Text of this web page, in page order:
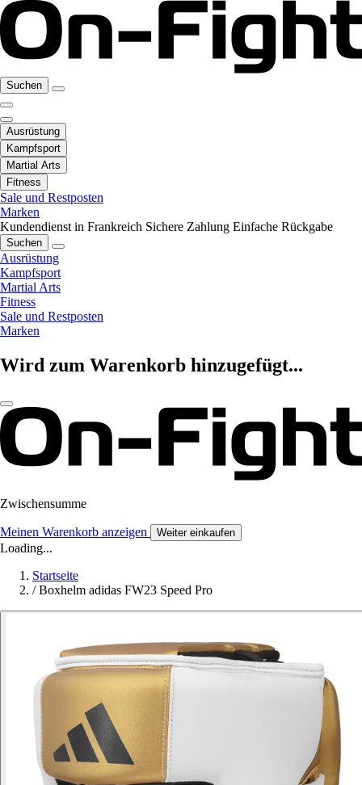
Suchen
Ausrüstung
Kampfsport
Martial Arts
Fitness
Sale und Restposten
Marken
Kundendienst in Frankreich Sichere Zahlung Einfache Rückgabe
Suchen
Ausrüstung
Kampfsport
Martial Arts
Fitness
Sale und Restposten
Marken
Wird zum Warenkorb hinzugefügt...
Zwischensumme
Meinen Warenkorb anzeigen Weiter einkaufen
Loading...
Startseite
/ Boxhelm adidas FW23 Speed Pro